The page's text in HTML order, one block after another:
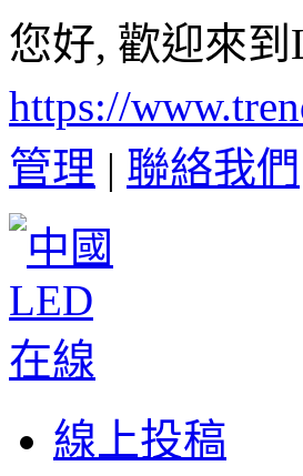
您好, 歡迎來到
https://
管理 | 聯絡我們
線上投稿